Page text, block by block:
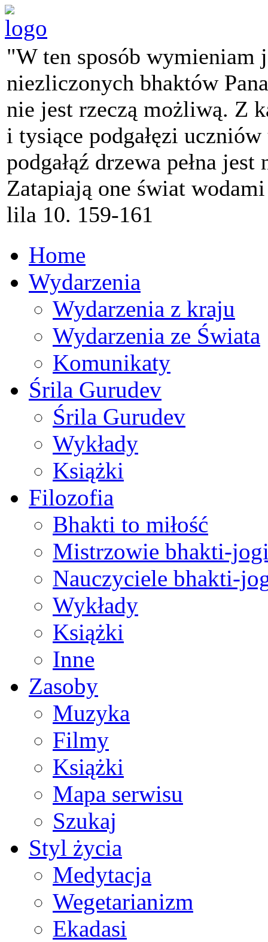
"W ten sposób wymieniam
niezliczonych bhaktów
nie jest rzeczą możliwą. Z
i tysiące podgałęzi
podgałąź drzewa pełna
Zatapiają one świat
lila 10. 159-161
Home
Wydarzenia
Wydarzenia z kraju
Wydarzenia ze Świata
Komunikaty
Śrila Gurudev
Śrila Gurudev
Wykłady
Książki
Filozofia
Bhakti to miłość
Mistrzowie bhakti-
Nauczyciele bhakti-
Wykłady
Książki
Inne
Zasoby
Muzyka
Filmy
Książki
Mapa serwisu
Szukaj
Styl życia
Medytacja
Wegetarianizm
Ekadasi